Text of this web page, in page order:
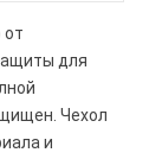
от
для
Чехол
и